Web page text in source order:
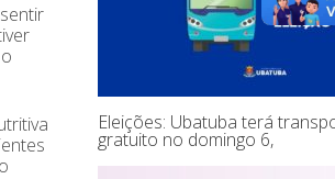
Eleições: Ubatuba terá
gratuito no domingo 6,